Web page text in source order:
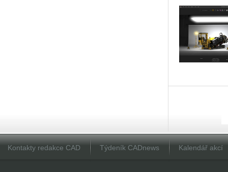
Kontakty redakce CAD Týdeník CADnews Kalendář akcí